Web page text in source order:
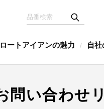
ロートアイアンの魅力 / 自
問い合わせ